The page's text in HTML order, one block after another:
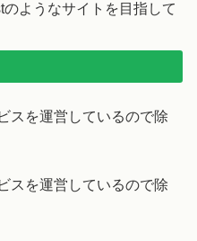
ようなサイトを目指して
スを運営しているので除
スを運営しているので除